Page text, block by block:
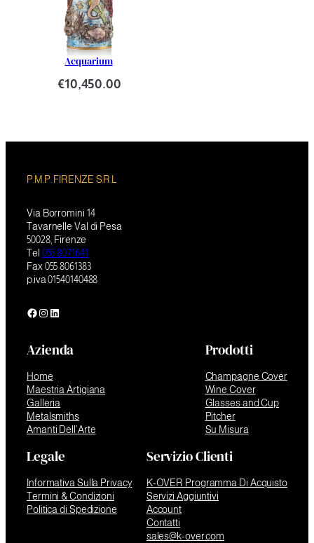
Acquarium
€10,450.00
P.M.P. FIRENZE S.R.L
Via Borromini 14
Tavarnelle Val di Pesa
50028, Firenze
Tel 055 8071641
Fax 055 8061383
p.iva 01540140488
Facebook
Instagram
LinkedIn
Azienda
Home
Maestria Artigiana
Galleria
Metalsmiths
Amanti Dell’Arte
Prodotti
Champagne Cover
Wine Cover
Glasses and Cup
Pitcher
Su Misura
Legale
Informativa Sulla Privacy
Termini & Condizioni
Politica di Spedizione
Servizio Clienti
K-OVER Programma Di Acquisto
Servizi Aggiuntivi
Account
Contatti
sales@k-over.com